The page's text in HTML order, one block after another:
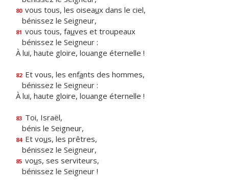
80 vous tous, les oiseaux dans le ciel,
bénissez le Seigneur,
81 vous tous, fauves et troupeaux
bénissez le Seigneur :
À lui, haute gloire, louange éternelle !
82 Et vous, les enfants des hommes,
bénissez le Seigneur :
À lui, haute gloire, louange éternelle !
83 Toi, Israël,
bénis le Seigneur,
84 Et vous, les prêtres,
bénissez le Seigneur,
85 vous, ses serviteurs,
bénissez le Seigneur !